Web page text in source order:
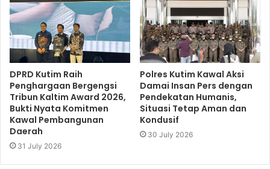
DPRD Kutim Raih
Penghargaan Bergengsi
Tribun Kaltim Award 2026,
Bukti Nyata Komitmen
Kawal Pembangunan
Daerah
31 July 2026
Polres Kutim Kawal Aksi
Damai Insan Pers dengan
Pendekatan Humanis,
Situasi Tetap Aman dan
Kondusif
30 July 2026